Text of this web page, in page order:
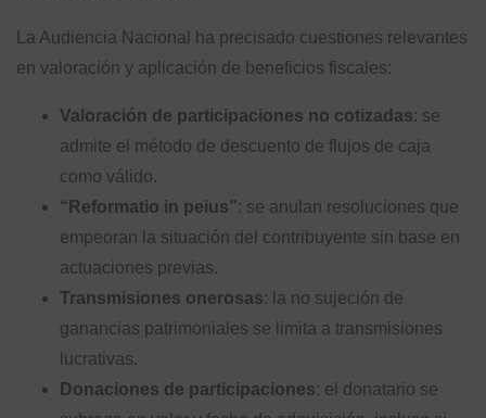
La Audiencia Nacional ha precisado cuestiones relevantes
en valoración y aplicación de beneficios fiscales:
Valoración de participaciones no cotizadas: se
admite el método de descuento de flujos de caja
como válido.
“Reformatio in peius”: se anulan resoluciones que
empeoran la situación del contribuyente sin base en
actuaciones previas.
Transmisiones onerosas: la no sujeción de
ganancias patrimoniales se limita a transmisiones
lucrativas.
Donaciones de participaciones: el donatario se